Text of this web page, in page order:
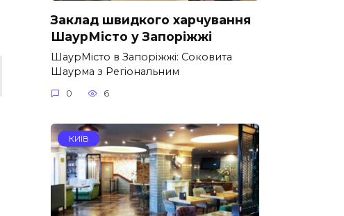
Заклад швидкого харчування
ШаурМісто у Запоріжжі
ШаурМісто в Запоріжжі: Соковита
Шаурма з Регіональним
0 6
КИЇВ